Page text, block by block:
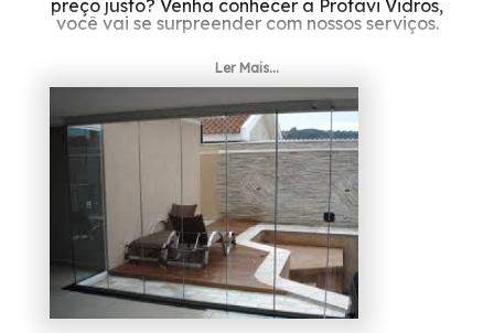
preço justo? Venha conhecer a Protavi Vidros,
você vai se surpreender com nossos serviços.
Precisando de Fechamento de Sacadas com
Vidro valores em Santana? Conheça os
produtos e serviços que a Protavi Vidros
disponibiliza, entre eles estão alternativas
diversas do ramo de engenharia de vidros,
como portas de vidro, box para banheiros e
coberturas com vidro. Desenvolvemos cada
trabalho de uma forma profissional e
objetiva, saiba mais entrando em contato
com nossa empresa.
Ler Mais...